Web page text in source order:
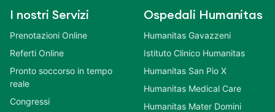
I nostri Servizi
Prenotazioni Online
Referti Online
Pronto soccorso in tempo
reale
Congressi
Ospedali Humanitas
Humanitas Gavazzeni
Istituto Clinico Humanitas
Humanitas San Pio X
Humanitas Medical Care
Humanitas Mater Domini